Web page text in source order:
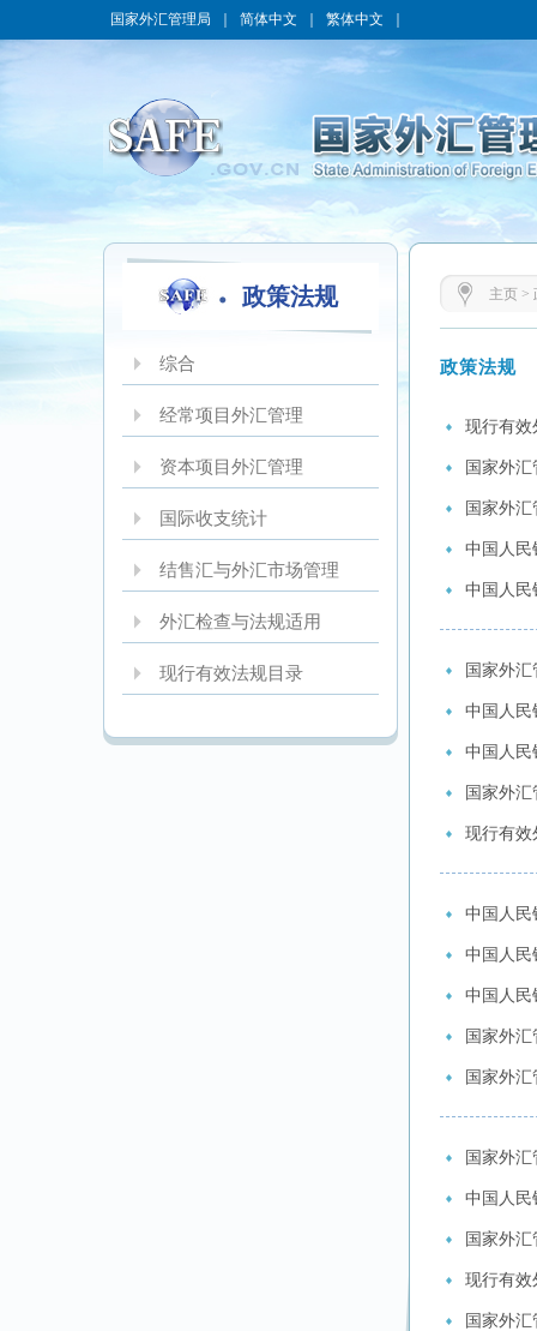
国家外汇管理局 简体中文 繁体中文
政策法规
综合
经常项目外汇管理
资本项目外汇管理
国际收支统计
结售汇与外汇市场管理
外汇检查与法规适用
现行有效法规目录
主页 >
政策法规
现行有效
国家外
国家外
中国人民
中国人民
国家外
中国人民
中国人民
国家外
现行有效
中国人民
中国人民
中国人民
国家外
国家外
国家外
中国人民
国家外
现行有效
国家外